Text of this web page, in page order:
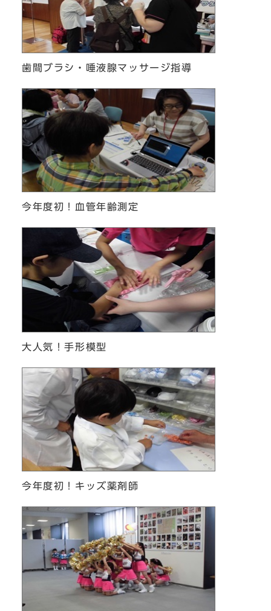
歯間ブラシ・唾液腺マッサージ指導
今年度初！血管年齢測定
大人気！手形模型
今年度初！キッズ薬剤師